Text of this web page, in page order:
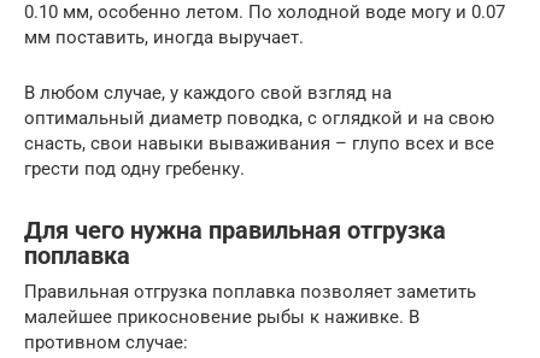
0.10 мм, особенно летом. По холодной воде могу и 0.07
мм поставить, иногда выручает.
В любом случае, у каждого свой взгляд на
оптимальный диаметр поводка, с оглядкой и на свою
снасть, свои навыки вываживания – глупо всех и все
грести под одну гребенку.
Для чего нужна правильная отгрузка
поплавка
Правильная отгрузка поплавка позволяет заметить
малейшее прикосновение рыбы к наживке. В
противном случае: